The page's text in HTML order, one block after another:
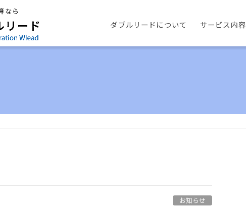
ダブルリードについて サービス内容
お知らせ